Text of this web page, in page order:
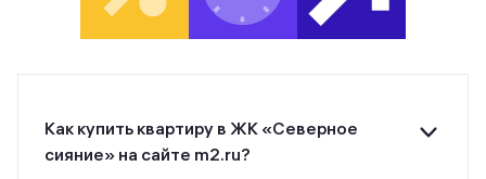
Как купить квартиру в ЖК «Северное
сияние» на сайте m2.ru?